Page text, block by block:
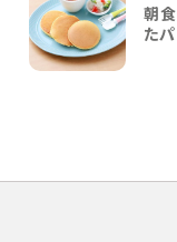
朝
た